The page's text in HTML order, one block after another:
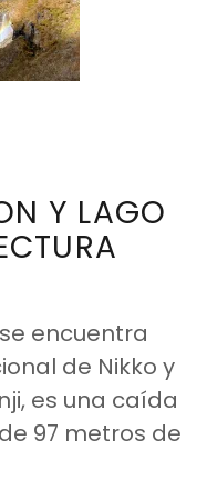
Y LAGO
encuentra
de Nikko y
es una caída
97 metros de